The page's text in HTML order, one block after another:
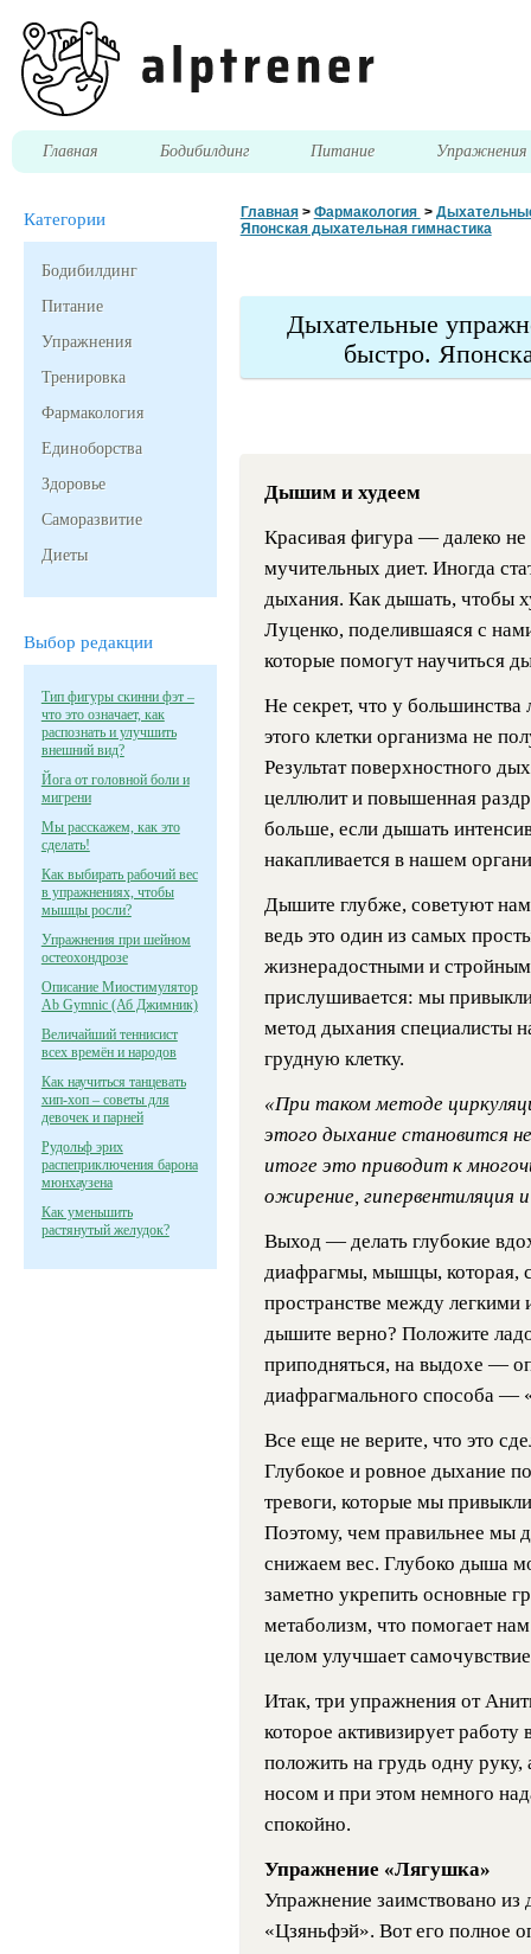
Главная Бодибилдинг Питание Упражнения
Категории
Бодибилдинг
Питание
Упражнения
Тренировка
Фармакология
Единоборства
Здоровье
Саморазвитие
Диеты
Выбор редакции
Тип фигуры скинни фэт –
что это означает, как
распознать и улучшить
внешний вид?
Йога от головной боли и
мигрени
Мы расскажем, как это
сделать!
Как выбирать рабочий вес
в упражнениях, чтобы
мышцы росли?
Упражнения при шейном
остеохондрозе
Описание Миостимулятор
Ab Gymnic (Аб Джимник)
Величайший теннисист
всех времён и народов
Как научиться танцевать
хип-хоп – советы для
девочек и парней
Рудольф эрих
распеприключения барона
мюнхаузена
Как уменьшить
растянутый желудок?
Главная> Фармакология >
Японская дыхательная гимнастика
Дыхательные
быстро.
Дышим и худеем
Красивая фигура — далеко не
мучительных диет. Иногда
дыхания. Как дышать, чтобы
Луценко, поделившаяся с
которые помогут научиться
Не секрет, что у
этого клетки организма не
Результат поверхностного
целлюлит и повышенная
больше, если дышать
накапливается в нашем
Дышите глубже, советуют
ведь это один из самых
жизнерадостными и
прислушивается: мы
метод дыхания специалисты
грудную клетку.
«При таком методе
этого дыхание становится
итоге это приводит к
ожирение, гипервентиляция
Выход — делать глубокие
диафрагмы, мышцы, которая,
пространстве между легкими
дышите верно? Положите
приподняться, на выдохе —
диафрагмального способа —
Все еще не верите, что это
Глубокое и ровное дыхание
тревоги, которые мы
Поэтому, чем правильнее мы
снижаем вес. Глубоко дыша
заметно укрепить основные
метаболизм, что помогает
целом улучшает
Итак, три упражнения от
которое активизирует
положить на грудь одну
носом и при этом немного
спокойно.
Упражнение «Лягушка»
Упражнение заимствовано из
«Цзяньфэй». Вот его полное